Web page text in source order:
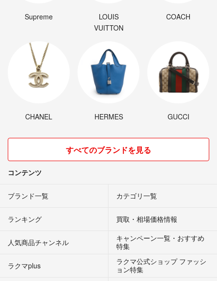
Supreme
LOUIS
VUITTON
COACH
CHANEL HERMES GUCCI
すべてのブランドを見る
コンテンツ
ブランド一覧 カテゴリ一覧
ランキング 買取・相場価格情報
人気商品チャンネル
キャンペーン一覧・おすすめ
特集
ラクマplus
ラクマ公式ショップ ファッシ
ョン特集